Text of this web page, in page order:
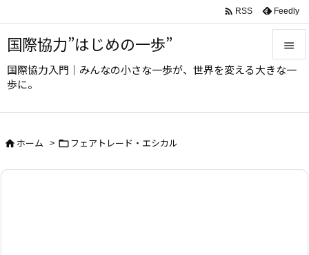
国際協力”はじめの一歩”
国際協力入門｜みんなの小さな一歩が、世界を変える大きな一
歩に。



 RSS Feedly
ホーム > フェアトレード・エシカル